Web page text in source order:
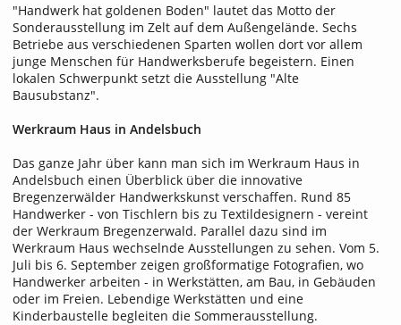
"Handwerk hat goldenen Boden" lautet das Motto der
Sonderausstellung im Zelt auf dem Außengelände. Sechs
Betriebe aus verschiedenen Sparten wollen dort vor allem
junge Menschen für Handwerksberufe begeistern. Einen
lokalen Schwerpunkt setzt die Ausstellung "Alte
Bausubstanz".
Werkraum Haus in Andelsbuch
Das ganze Jahr über kann man sich im Werkraum Haus in
Andelsbuch einen Überblick über die innovative
Bregenzerwälder Handwerkskunst verschaffen. Rund 85
Handwerker - von Tischlern bis zu Textildesignern - vereint
der Werkraum Bregenzerwald. Parallel dazu sind im
Werkraum Haus wechselnde Ausstellungen zu sehen. Vom 5.
Juli bis 6. September zeigen großformatige Fotografien, wo
Handwerker arbeiten - in Werkstätten, am Bau, in Gebäuden
oder im Freien. Lebendige Werkstätten und eine
Kinderbaustelle begleiten die Sommerausstellung.